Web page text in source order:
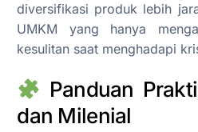
diversifikasi produk lebih
UMKM yang hanya
kesulitan saat menghadapi
Panduan
dan Milenial